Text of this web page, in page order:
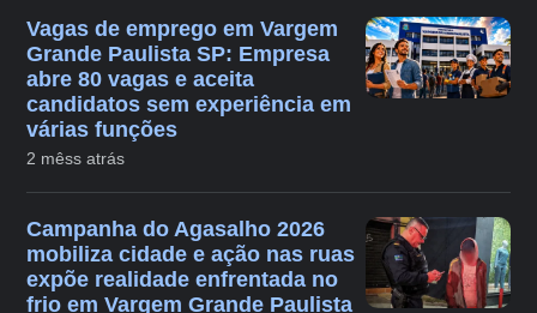
Vagas de emprego em Vargem
Grande Paulista SP: Empresa
abre 80 vagas e aceita
candidatos sem experiência em
várias funções
2 mêss atrás
Campanha do Agasalho 2026
mobiliza cidade e ação nas ruas
expõe realidade enfrentada no
frio em Vargem Grande Paulista